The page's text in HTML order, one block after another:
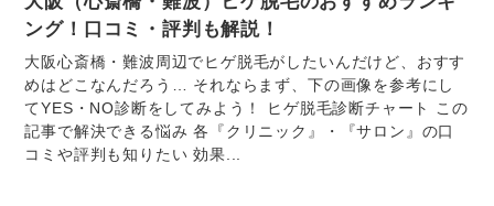
ング！口コミ・評判も解説！
大阪心斎橋・難波周辺でヒゲ脱毛がしたいんだけど、おすす
めはどこなんだろう… それならまず、下の画像を参考にし
てYES・NO診断をしてみよう！ ヒゲ脱毛診断チャート この
記事で解決できる悩み 各『クリニック』・『サロン』の口
コミや評判も知りたい 効果...